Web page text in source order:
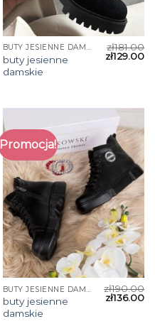
BUTY JESIENNE DAMSKIE
buty jesienne
damskie
zł181.00
zł129.00
Promocja!
buty jesienne
damskie
zł190.00
zł136.00